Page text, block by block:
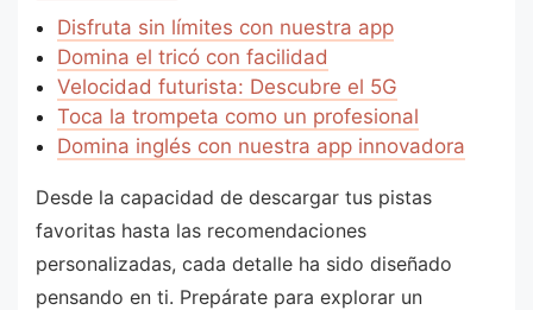
Disfruta sin límites con nuestra app
Domina el tricó con facilidad
Velocidad futurista: Descubre el 5G
Toca la trompeta como un profesional
Domina inglés con nuestra app innovadora
Desde la capacidad de descargar tus pistas
favoritas hasta las recomendaciones
personalizadas, cada detalle ha sido diseñado
pensando en ti. Prepárate para explorar un